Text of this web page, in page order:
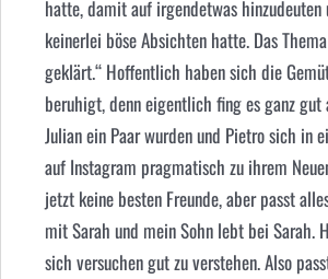
hatte, damit auf irgendetwas
keinerlei böse Absichten hatte. Das
geklärt.“ Hoffentlich haben sich die
beruhigt, denn eigentlich fing es ganz gut
Julian ein Paar wurden und Pietro sich in
auf Instagram pragmatisch zu ihrem
jetzt keine besten Freunde, aber passt
mit Sarah und mein Sohn lebt bei Sarah.
sich versuchen gut zu verstehen. Also